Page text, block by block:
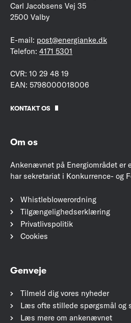
Carl Jacobsens Vej 35
2500 Valby
E-mail: post@energianke.dk
Telefon: 4171 5301
CVR: 10 29 48 19
EAN: 5798000018006
KONTAKT OS
Om os
Ankenævnet på Energiområdet er
har sekretariat i Konkurrence- og
Whistleblowerordning
Tilgængelighedserklæring
Privatlivspolitik
Cookies
Genveje
Tilmeld dig vores nyheder
Læs ofte stillede spørgsmål og
Læs mere om ankenævnet